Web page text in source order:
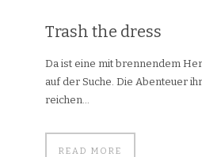
Trash the dress
Da ist eine mit brennendem
auf der Suche. Die Abenteuer
reichen...
READ MORE